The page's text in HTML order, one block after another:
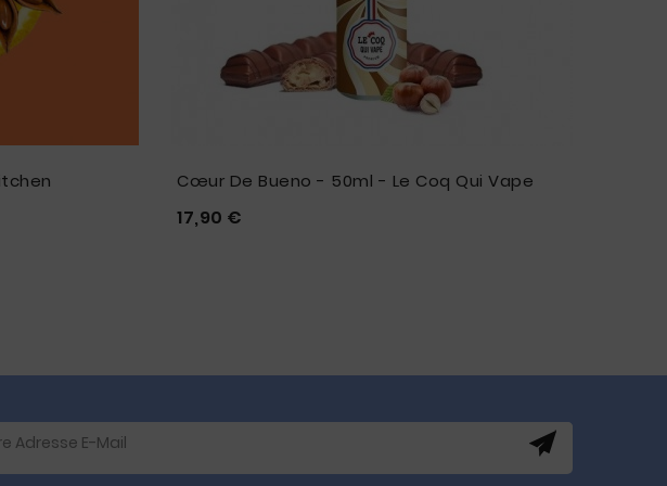
Cœur De Bueno - 50ml - Le Coq Qui Vape

17,90 €